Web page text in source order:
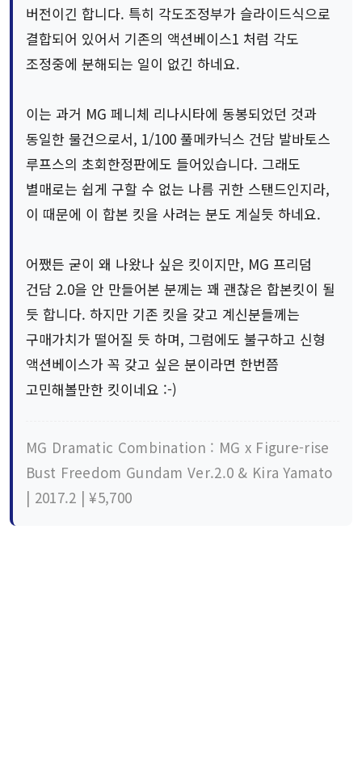
버전이긴 합니다. 특히 각도조정부가 슬라이드식으로
결합되어 있어서 기존의 액션베이스1 처럼 각도
조정중에 분해되는 일이 없긴 하네요.
이는 과거 MG 페니체 리나시타에 동봉되었던 것과
동일한 물건으로서, 1/100 풀메카닉스 건담 발바토스
루프스의 초회한정판에도 들어있습니다. 그래도
별매로는 쉽게 구할 수 없는 나름 귀한 스탠드인지라,
이 때문에 이 합본 킷을 사려는 분도 계실듯 하네요.
어쨌든 굳이 왜 나왔나 싶은 킷이지만, MG 프리덤
건담 2.0을 안 만들어본 분께는 꽤 괜찮은 합본킷이 될
듯 합니다. 하지만 기존 킷을 갖고 계신분들께는
구매가치가 떨어질 듯 하며, 그럼에도 불구하고 신형
액션베이스가 꼭 갖고 싶은 분이라면 한번쯤
고민해볼만한 킷이네요 :-)
MG Dramatic Combination : MG x Figure-rise
Bust Freedom Gundam Ver.2.0 & Kira Yamato
| 2017.2 | ¥5,700